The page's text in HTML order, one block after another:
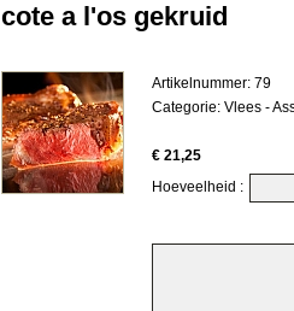
cote a l'os gekruid
Artikelnummer: 79
Categorie: Vlees -
€ 21,25
Hoeveelheid :